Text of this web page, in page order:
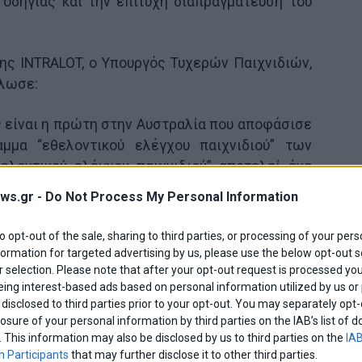
- Do Not Process My Personal Information
opt-out of the sale, sharing to third parties, or processing of your
for targeted advertising by us, please use the below opt-out
selection. Please note that after your opt-out request is processed
interest-based ads based on personal information utilized by us or
to third parties prior to your opt-out. You may separately
of your personal information by third parties on the IAB’s list of
This information may also be disclosed by us to third parties on the
Participants that may further disclose it to other third parties.
INTRALOT, ο Υπουργός Τυχερών Παιχνιδιών,
η πρώτη στην Αυστραλία που αποφάσισε
“εθελοντικού ελέγχου παιχνιδιού” των
ελέγχου παιχνιδιού” αποτελεί ένα
των παικτών από την αλόγιστη συμμετοχή
και τους επιτρέπει να θέτουν οι ίδιοι τα όρια
η INTRALOT Gaming Services, η οποία έχει
και τη διαχείριση του δικτύου
επελέγη ως ο προτιμητέος πάροχος. Με το
της INTRALOT να έχει ήδη εγκατασταθεί
Βικτώριας, πιστεύουμε ότι αυτή η επιλογή